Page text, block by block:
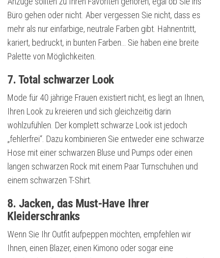
Büro gehen oder nicht. Aber vergessen Sie nicht, dass es
mehr als nur einfarbige, neutrale Farben gibt. Hahnentritt,
kariert, bedruckt, in bunten Farben… Sie haben eine breite
Palette von Möglichkeiten.
7. Total schwarzer Look
Mode für 40 jährige Frauen existiert nicht, es liegt an Ihnen,
Ihren Look zu kreieren und sich gleichzeitig darin
wohlzufühlen. Der komplett schwarze Look ist jedoch
„fehlerfrei“. Dazu kombinieren Sie entweder eine schwarze
Hose mit einer schwarzen Bluse und Pumps oder einen
langen schwarzen Rock mit einem Paar Turnschuhen und
einem schwarzen T-Shirt.
8. Jacken, das Must-Have Ihrer
Kleiderschranks
Wenn Sie Ihr Outfit aufpeppen möchten, empfehlen wir
Ihnen, einen Blazer, einen Kimono oder sogar eine